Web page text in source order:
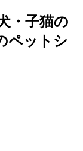
・子猫の
ペットシ